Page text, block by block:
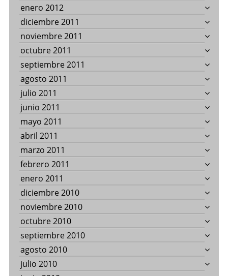
enero 2012
diciembre 2011
noviembre 2011
octubre 2011
septiembre 2011
agosto 2011
julio 2011
junio 2011
mayo 2011
abril 2011
marzo 2011
febrero 2011
enero 2011
diciembre 2010
noviembre 2010
octubre 2010
septiembre 2010
agosto 2010
julio 2010